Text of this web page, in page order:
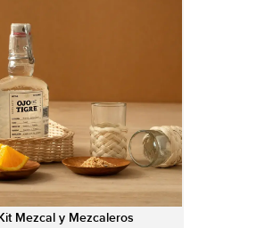
Mezcal y Mezcaleros